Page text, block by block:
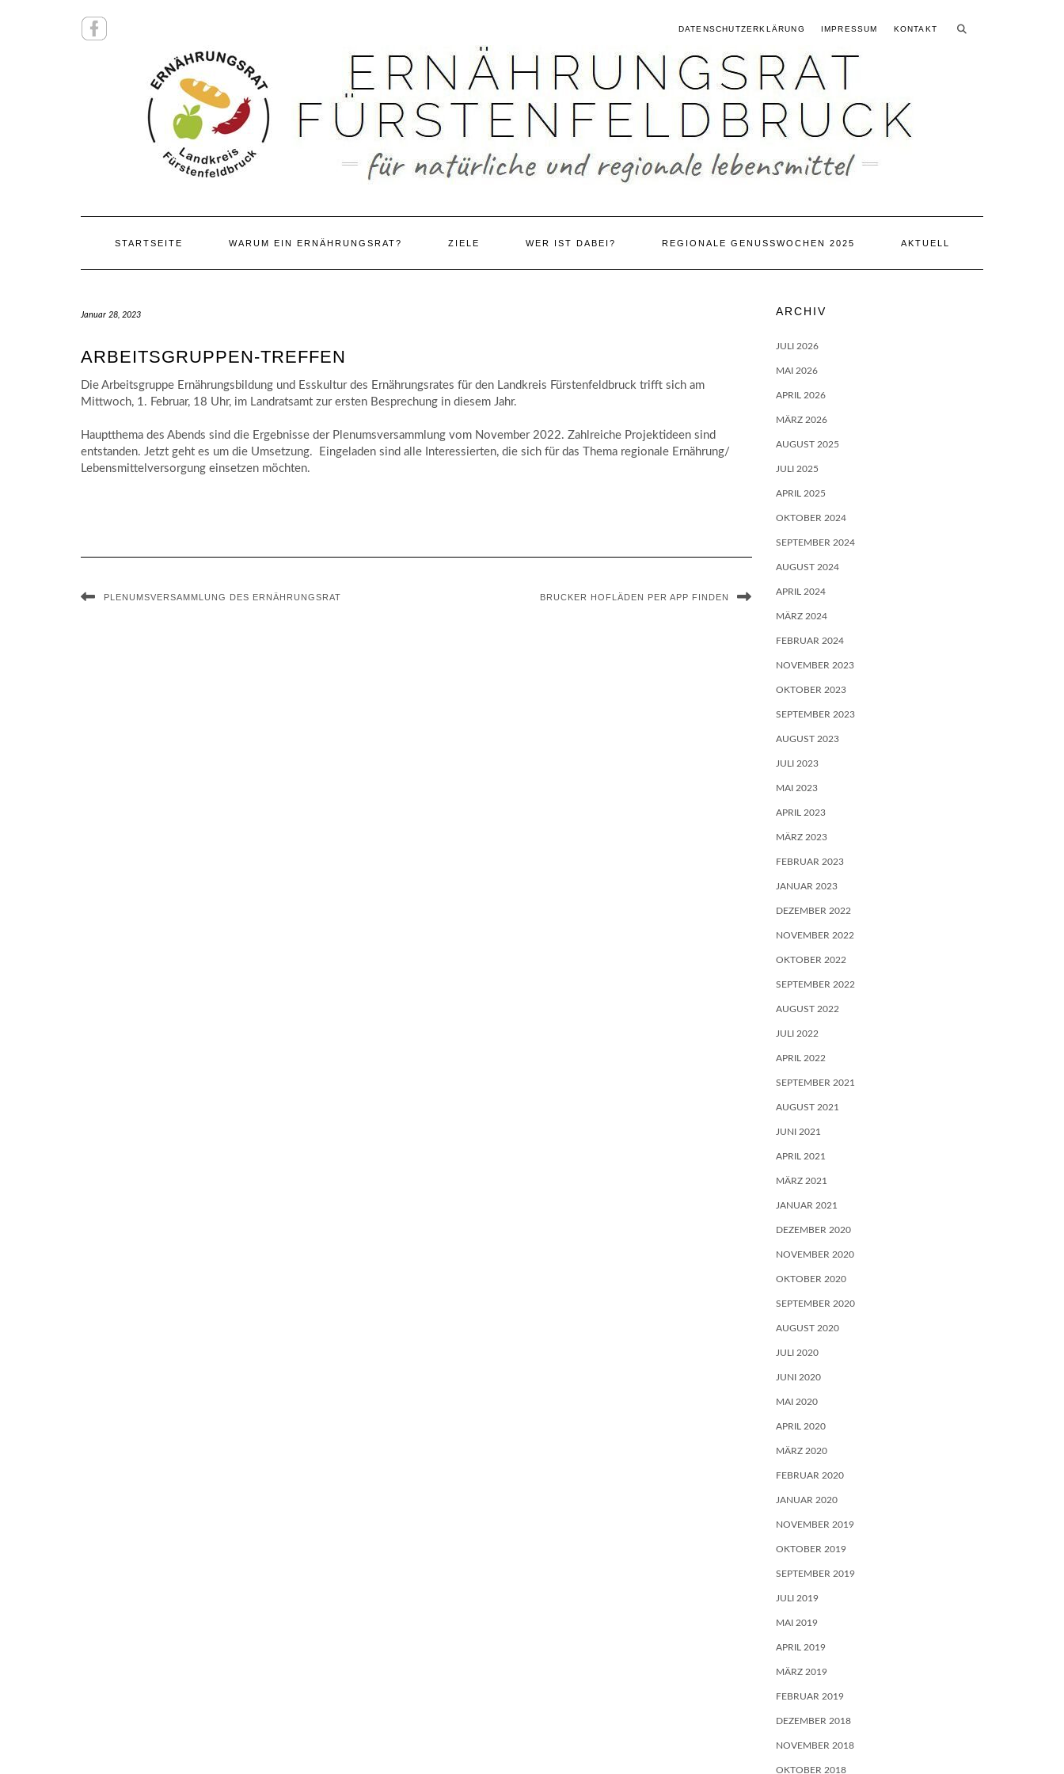
FACEBOOK
DATENSCHUTZERKLÄRUNG IMPRESSUM KONTAKT
STARTSEITE WARUM EIN ERNÄHRUNGSRAT? ZIELE WER IST DABEI? REGIONALE GENUSSWOCHEN 2025 AKTUELL
Januar 28, 2023
ARBEITSGRUPPEN-TREFFEN
Die Arbeitsgruppe Ernährungsbildung und Esskultur des Ernährungsrates für den Landkreis Fürstenfeldbruck trifft sich am
Mittwoch, 1. Februar, 18 Uhr, im Landratsamt zur ersten Besprechung in diesem Jahr.
Hauptthema des Abends sind die Ergebnisse der Plenumsversammlung vom November 2022. Zahlreiche Projektideen sind
entstanden. Jetzt geht es um die Umsetzung. Eingeladen sind alle Interessierten, die sich für das Thema regionale Ernährung/
Lebensmittelversorgung einsetzen möchten.
PLENUMSVERSAMMLUNG DES ERNÄHRUNGSRAT BRUCKER HOFLÄDEN PER APP FINDEN
ARCHIV
JULI 2026
MAI 2026
APRIL 2026
MÄRZ 2026
AUGUST 2025
JULI 2025
APRIL 2025
OKTOBER 2024
SEPTEMBER 2024
AUGUST 2024
APRIL 2024
MÄRZ 2024
FEBRUAR 2024
NOVEMBER 2023
OKTOBER 2023
SEPTEMBER 2023
AUGUST 2023
JULI 2023
MAI 2023
APRIL 2023
MÄRZ 2023
FEBRUAR 2023
JANUAR 2023
DEZEMBER 2022
NOVEMBER 2022
OKTOBER 2022
SEPTEMBER 2022
AUGUST 2022
JULI 2022
APRIL 2022
SEPTEMBER 2021
AUGUST 2021
JUNI 2021
APRIL 2021
MÄRZ 2021
JANUAR 2021
DEZEMBER 2020
NOVEMBER 2020
OKTOBER 2020
SEPTEMBER 2020
AUGUST 2020
JULI 2020
JUNI 2020
MAI 2020
APRIL 2020
MÄRZ 2020
FEBRUAR 2020
JANUAR 2020
NOVEMBER 2019
OKTOBER 2019
SEPTEMBER 2019
JULI 2019
MAI 2019
APRIL 2019
MÄRZ 2019
FEBRUAR 2019
DEZEMBER 2018
NOVEMBER 2018
OKTOBER 2018